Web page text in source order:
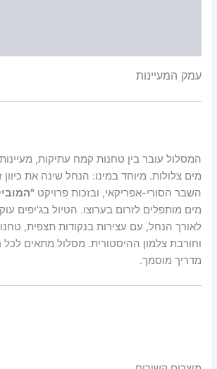
עמק המעיינות
המסלול עובר בין טחנות קמח עתיקות, מעיינות
מים צלולות. מיוחד במינו: הנחל שינה את
השבר הסורי-אפריקאי, ובזכות פרויקט
מים מותפלים לזרום בערוצו. הטיול בג'יפים
לאורך הנחל, עם עצירות בנקודות תצפית,
מדריך מוסמך.